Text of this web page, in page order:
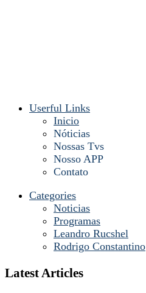
Userful Links
Inicio
Nóticias
Nossas Tvs
Nosso APP
Contato
Categories
Noticias
Programas
Leandro Rucshel
Rodrigo Constantino
Latest Articles